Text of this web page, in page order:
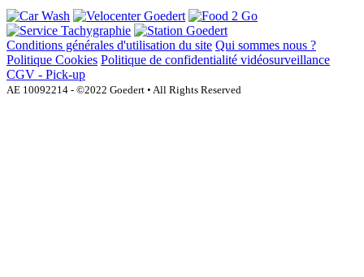
Conditions générales d'utilisation du site Qui sommes nous ?
Politique Cookies Politique de confidentialité vidéosurveillance
CGV - Pick-up
AE 10092214 - ©2022 Goedert • All Rights Reserved